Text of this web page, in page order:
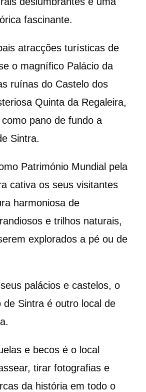
fascinante.
atracções turísticas de
o magnífico Palácio da
ruínas do Castelo dos
Quinta da Regaleira,
pano de fundo a
Sintra.
Património Mundial pela
cativa os seus visitantes
harmoniosa de
e trilhos naturais,
explorados a pé ou de
palácios e castelos, o
de Sintra é outro local de
e becos é o local
tirar fotografias e
da história em todo o